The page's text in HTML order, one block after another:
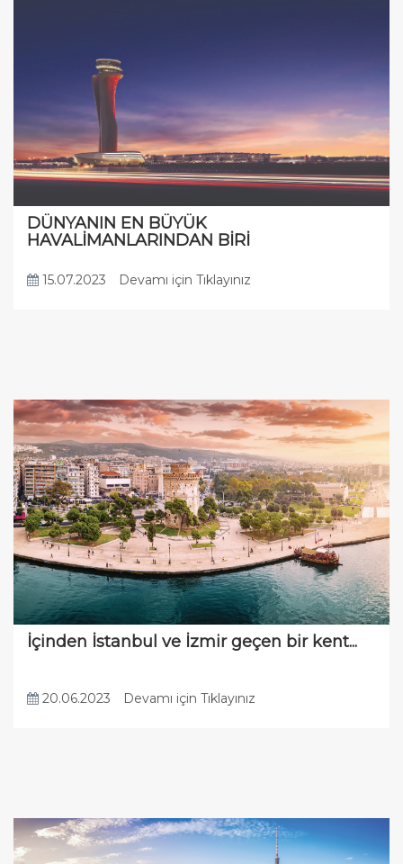
DÜNYANIN EN BÜYÜK
HAVALİMANLARINDAN BİRİ
15.07.2023 Devamı için Tıklayınız
İçinden İstanbul ve İzmir geçen bir kent...
20.06.2023 Devamı için Tıklayınız